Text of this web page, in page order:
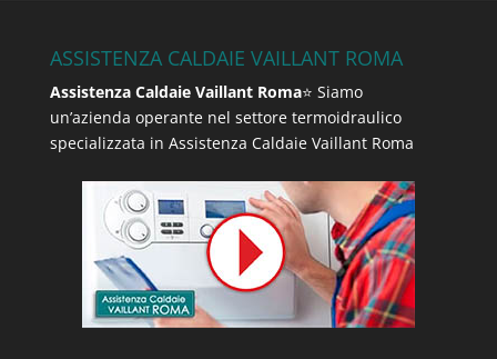
ASSISTENZA CALDAIE VAILLANT ROMA
Assistenza Caldaie Vaillant Roma⭐ Siamo
un’azienda operante nel settore termoidraulico
specializzata in Assistenza Caldaie Vaillant Roma